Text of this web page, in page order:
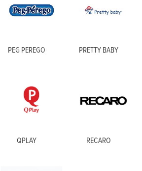
PEG PEREGO PRETTY BABY
QPLAY RECARO